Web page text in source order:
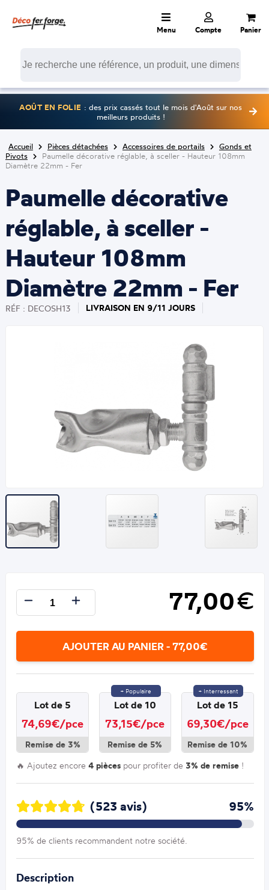
Menu Compte Panier
AOÛT EN FOLIE : des prix cassés tout le mois d'Août sur nos
meilleurs produits !
Accueil Pièces détachées Accessoires de portails
Gonds et
Pivots
Paumelle décorative réglable, à sceller - Hauteur 108mm
Diamètre 22mm - Fer
Paumelle décorative
réglable, à sceller -
Hauteur 108mm
Diamètre 22mm - Fer
RÉF : DECOSH13 LIVRAISON EN 9/11 JOURS
77,00€
AJOUTER AU PANIER - 77,00€
Lot de 5
74,69€/pce
Remise de 3%
+ Populaire
Lot de 10
73,15€/pce
Remise de 5%
+ Interressant
Lot de 15
69,30€/pce
Remise de 10%
🔥 Ajoutez encore4 pièces pour profiter de 3% de remise !
(523 avis) 95%
95% de clients recommandent notre société.
Description